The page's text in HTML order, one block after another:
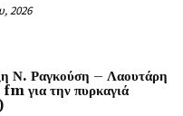
2026
Ν. Ραγκούση – Λαουτάρη
για την πυρκαγιά